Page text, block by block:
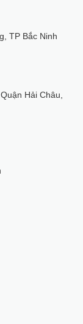
TP Bắc Ninh
Hải Châu,